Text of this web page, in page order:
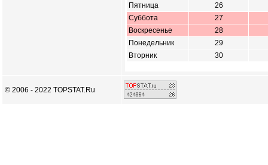
Пятница
26
Суббота
27
Воскресенье
28
Понедельник
29
Вторник
30
© 2006 - 2022 TOPSTAT.Ru